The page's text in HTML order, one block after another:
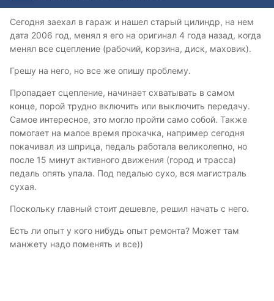
Сегодня заехал в гараж и нашел старый цилиндр, на нем
дата 2006 год, менял я его на оригинал 4 года назад, когда
менял все сцепление (рабочий, корзина, диск, маховик).
Грешу на него, но все же опишу проблему.
Пропадает сцепление, начинает схватывать в самом
конце, порой трудно включить или выключить передачу.
Самое интересное, это могло пройти само собой. Также
помогает на малое время прокачка, например сегодня
покачивал из шприца, педаль работала великолепно, но
после 15 минут активного движения (город и трасса)
педаль опять упала. Под педалью сухо, вся магистраль
сухая.
Поскольку главный стоит дешевле, решил начать с него.
Есть ли опыт у кого нибудь опыт ремонта? Может там
манжету надо поменять и все))